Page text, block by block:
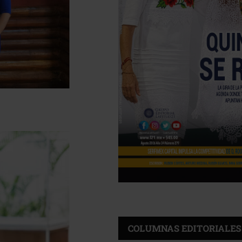
COLUMNAS EDITORIALES